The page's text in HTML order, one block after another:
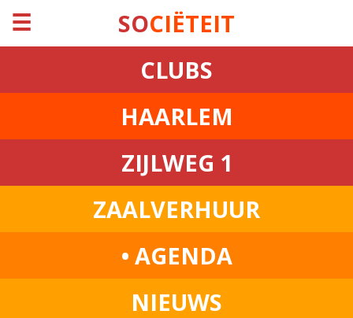
☰ SOCIËTEIT
CLUBS
HAARLEM
ZIJLWEG 1
ZAALVERHUUR
• AGENDA
NIEUWS